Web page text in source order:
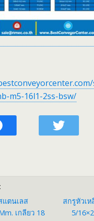
m5-16l1-2ss-bsw/
แตนเลส
เกลียว 18
สกรูหัวเ
5/